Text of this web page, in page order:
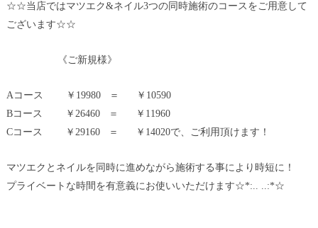
☆☆当店ではマツエク&ネイル3つの同時施術のコースをご用意して
ございます☆☆
《ご新規様》
Aコース ￥19980 ＝ ￥10590
Bコース ￥26460 ＝ ￥11960
Cコース ￥29160 ＝ ￥14020で、ご利用頂けます！
マツエクとネイルを同時に進めながら施術する事により時短に！
プライベートな時間を有意義にお使いいただけます☆*:.. ..:*☆